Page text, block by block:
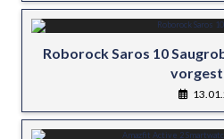
Roborock Saros 10